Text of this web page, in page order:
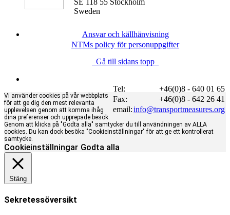
SE 118 55 Stockholm
Sweden
Ansvar och källhänvisning
NTMs policy för personuppgifter
Gå till sidans topp
Tel:
+46(0)8 - 640 01 65
Fax:
+46(0)8 - 642 26 41
email:info@transportmeasures.org
Vi använder cookies på vår webbplats
för att ge dig den mest relevanta
upplevelsen genom att komma ihåg
dina preferenser och upprepade besök.
Genom att klicka på "Godta alla" samtycker du till användningen av ALLA
cookies. Du kan dock besöka "Cookieinställningar" för att ge ett kontrollerat
samtycke.
Cookieinställningar Godta alla
Stäng
Sekretessöversikt